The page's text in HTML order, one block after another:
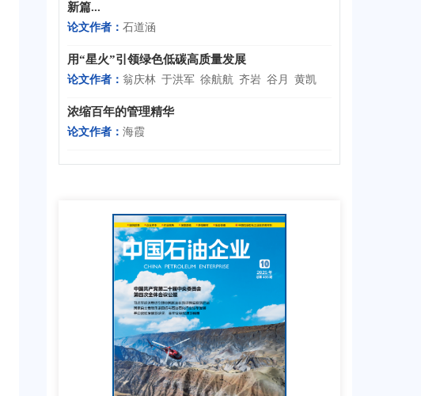
新篇...
论文作者： 石道涵
用“星火”引领绿色低碳高质量发展
论文作者： 翁庆林 于洪军 徐航航 齐岩 谷月 黄凯
浓缩百年的管理精华
论文作者： 海霞